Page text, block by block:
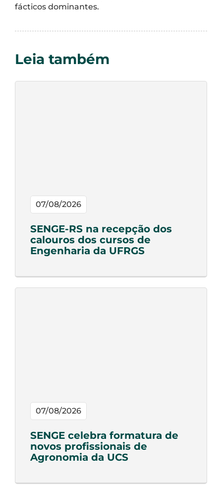
fácticos dominantes.
Leia também
07/08/2026
SENGE-RS na recepção dos
calouros dos cursos de
Engenharia da UFRGS
07/08/2026
SENGE celebra formatura de
novos profissionais de
Agronomia da UCS